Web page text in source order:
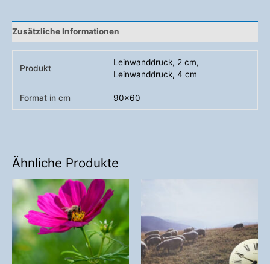
Zusätzliche Informationen
Produkt
Leinwanddruck, 2 cm,
Leinwanddruck, 4 cm
Format in cm 90×60
Ähnliche Produkte
Preisspanne:
58,00 €
bis
426,00 €
Dieses
Produkt
weist
mehrere
Varianten
auf.